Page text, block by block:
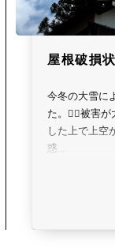
屋根破損
今冬の大雪に
た。👷‍♂️被害
した上で上空
惑...